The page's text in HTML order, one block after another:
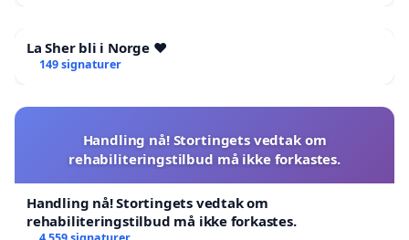
La Sher bli i Norge ❤️
149 signaturer
Handling nå! Stortingets vedtak om
rehabiliteringstilbud må ikke forkastes.
Handling nå! Stortingets vedtak om
rehabiliteringstilbud må ikke forkastes.